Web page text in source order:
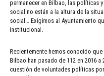
permanecer en Bilbao, las políticas
social no están a la altura de la
social… Exigimos al Ayuntamiento
institucional.
Recientemente hemos conocido
Bilbao han pasado de 112 en 2016 a
cuestión de voluntades políticas